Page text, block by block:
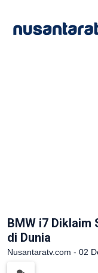
BMW i7 Diklaim
di Dunia
Nusantaratv.com - 02